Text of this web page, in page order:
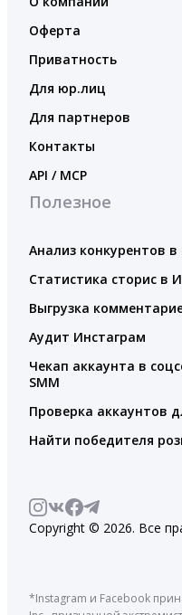
Оферта
Приватность
Для юр.лиц
Для партнеров
Контакты
API / MCP
Полезное
Анализ конкурентов
Статистика сторис в
Выгрузка
Аудит Инстаграм
Чекап аккаунта в
SMM
Проверка аккаунтов
Найти победителя
Copyright © 2026. Все
*Instagram и Facebook